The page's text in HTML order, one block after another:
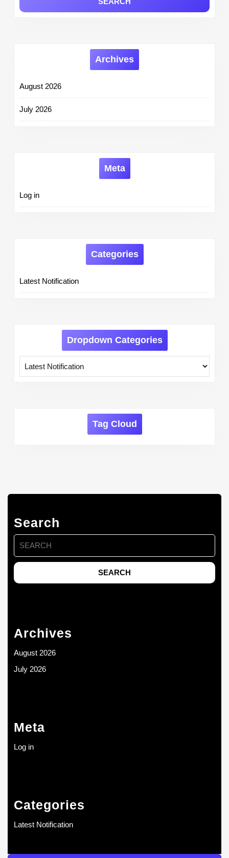
Archives
August 2026
July 2026
Meta
Log in
Categories
Latest Notification
Dropdown Categories
Tag Cloud
Search
Search
for:
Archives
August 2026
July 2026
Meta
Log in
Categories
Latest Notification